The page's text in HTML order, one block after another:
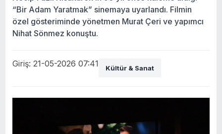
“Bir Adam Yaratmak” sinemaya uyarlandı. Filmin
özel gösteriminde yönetmen Murat Çeri ve yapımcı
Nihat Sönmez konuştu.
Giriş: 21-05-2026 07:41 Kültür & Sanat